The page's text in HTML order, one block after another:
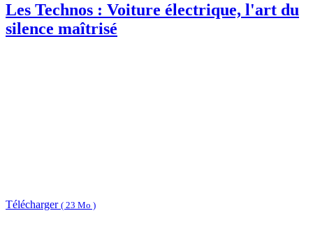
Les Technos : Voiture électrique, l'art du
silence maîtrisé
Télécharger ( 23 Mo )